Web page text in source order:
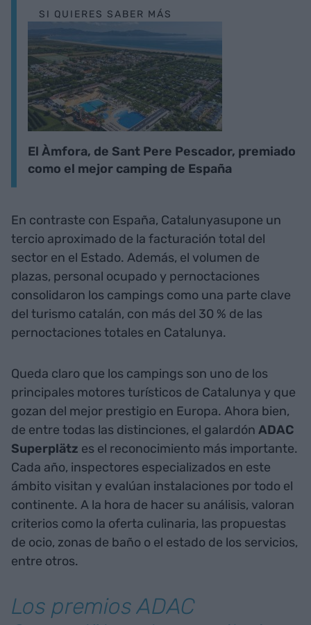
SI QUIERES SABER MÁS
El Àmfora, de Sant Pere Pescador, premiado
como el mejor camping de España
En contraste con España, Catalunyasupone un
tercio aproximado de la facturación total del
sector en el Estado. Además, el volumen de
plazas, personal ocupado y pernoctaciones
consolidaron los campings como una parte clave
del turismo catalán, con más del 30 % de las
pernoctaciones totales en Catalunya.
Queda claro que los campings son uno de los
principales motores turísticos de Catalunya y que
gozan del mejor prestigio en Europa. Ahora bien,
de entre todas las distinciones, el galardón ADAC
Superplätz es el reconocimiento más importante.
Cada año, inspectores especializados en este
ámbito visitan y evalúan instalaciones por todo el
continente. A la hora de hacer su análisis, valoran
criterios como la oferta culinaria, las propuestas
de ocio, zonas de baño o el estado de los servicios,
entre otros.
Los premios ADAC